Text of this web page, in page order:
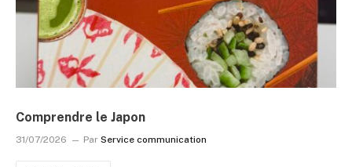
Comprendre le Japon
31/07/2026 Par Service communication